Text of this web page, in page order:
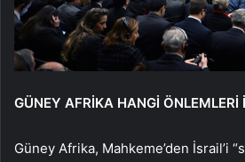
GÜNEY AFRİKA HANGİ ÖNLEMLERİ
Güney Afrika, Mahkeme’den İsrail’i